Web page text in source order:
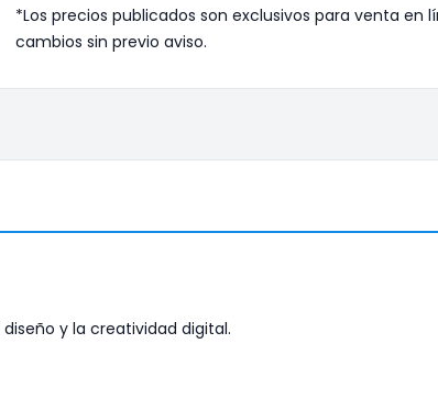
*Los precios publicados son exclusivos para venta en
cambios sin previo aviso.
y la creatividad digital.